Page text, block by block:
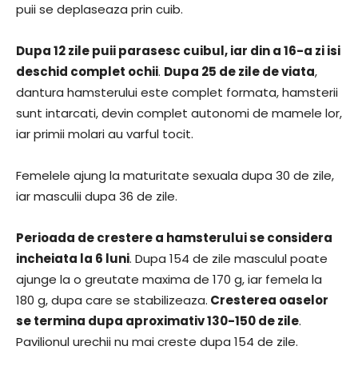
puii se deplaseaza prin cuib.
Dupa 12 zile puii parasesc cuibul, iar din a 16-a zi isi
deschid complet ochii. Dupa 25 de zile de viata,
dantura hamsterului este complet formata, hamsterii
sunt intarcati, devin complet autonomi de mamele lor,
iar primii molari au varful tocit.
Femelele ajung la maturitate sexuala dupa 30 de zile,
iar masculii dupa 36 de zile.
Perioada de crestere a hamsterului se considera
incheiata la 6 luni. Dupa 154 de zile masculul poate
ajunge la o greutate maxima de 170 g, iar femela la
180 g, dupa care se stabilizeaza. Cresterea oaselor
se termina dupa aproximativ 130-150 de zile.
Pavilionul urechii nu mai creste dupa 154 de zile.